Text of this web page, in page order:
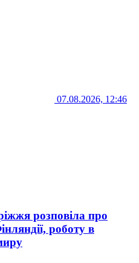
07.08.2026, 12:46
розповіла про
роботу в